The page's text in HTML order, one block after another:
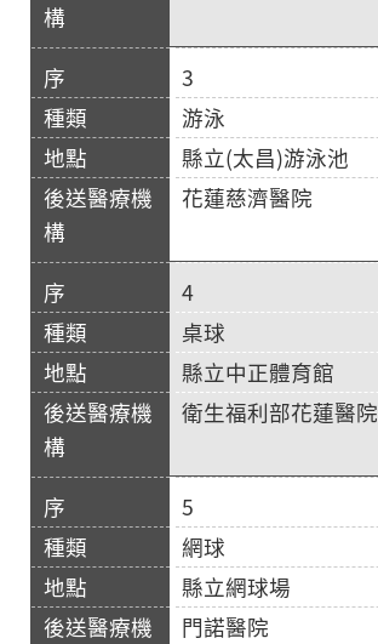
3
游泳
縣立(太昌)游泳池
花蓮慈濟醫院
4
桌球
縣立中正體育館
衛生福利部花蓮醫院
5
網球
縣立網球場
門諾醫院